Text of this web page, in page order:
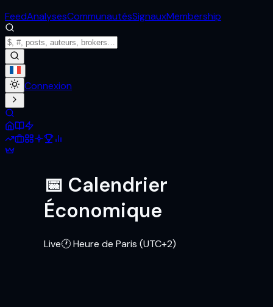
FeedAnalysesCommunautésSignauxMembership
Connexion
📅 Calendrier
Économique
Live🕐 Heure de Paris (UTC+2)